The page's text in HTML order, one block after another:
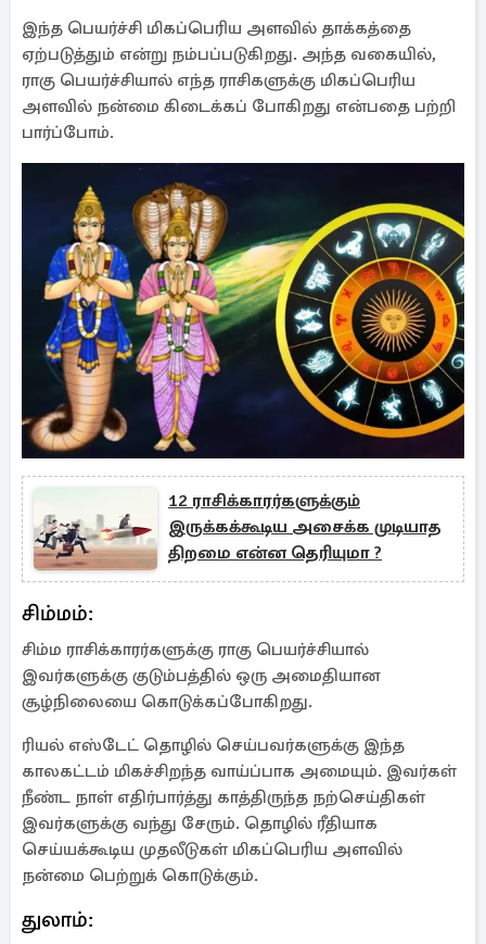
இந்த பெயர்ச்சி மிகப்பெரிய அளவில் தாக்கத்தை
ஏற்படுத்தும் என்று நம்பப்படுகிறது. அந்த வகையில்,
ராகு பெயர்ச்சியால் எந்த ராசிகளுக்கு மிகப்பெரிய
அளவில் நன்மை கிடைக்கப் போகிறது என்பதை பற்றி
பார்ப்போம்.
12 ராசிக்காரர்களுக்கும்
இருக்கக்கூடிய அசைக்க முடியாத
திறமை என்ன தெரியுமா ?
சிம்மம்:
சிம்ம ராசிக்காரர்களுக்கு ராகு பெயர்ச்சியால்
இவர்களுக்கு குடும்பத்தில் ஒரு அமைதியான
சூழ்நிலையை கொடுக்கப்போகிறது.
ரியல் எஸ்டேட் தொழில் செய்பவர்களுக்கு இந்த
காலகட்டம் மிகச்சிறந்த வாய்ப்பாக அமையும். இவர்கள்
நீண்ட நாள் எதிர்பார்த்து காத்திருந்த நற்செய்திகள்
இவர்களுக்கு வந்து சேரும். தொழில் ரீதியாக
செய்யக்கூடிய முதலீடுகள் மிகப்பெரிய அளவில்
நன்மை பெற்றுக் கொடுக்கும்.
துலாம்: